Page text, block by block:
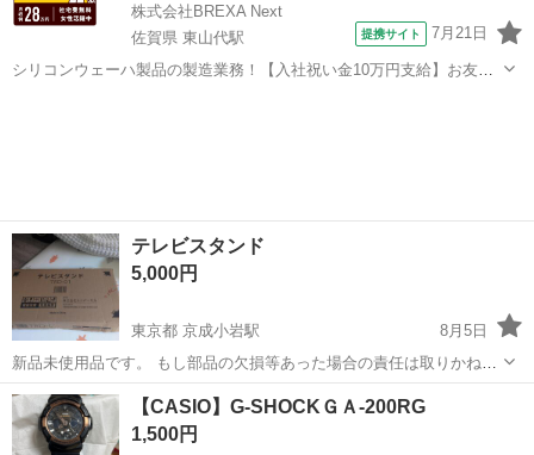
株式会社BREXA Next
佐賀県 東山代駅
提携サイト 7月21日
シリコンウェーハ製品の製造業務！【入社祝い金10万円支給】お友達
テレビスタンド
5,000円
東京都 京成小岩駅
8月5日
新品未使用品です。 もし部品の欠損等あった場合の責任は取りかねま
すのでご了承下さい。 [商品詳細]
https://store.shopping.yahoo.co.jp/universalstore/trd-01.html
東京 江戸川区 京成小岩駅
【CASIO】G-SHOCKＧＡ-200RG
1,500円